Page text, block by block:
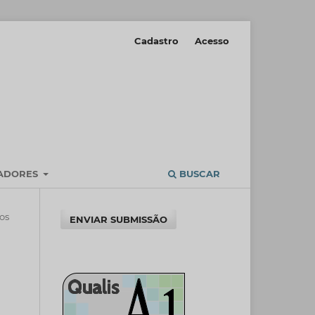
BUSCAR
Cadastro Acesso
ENVIAR SUBMISSÃO